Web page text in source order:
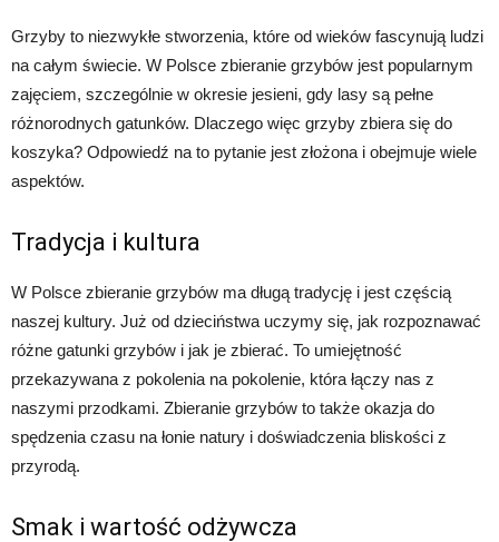
Grzyby to niezwykłe stworzenia, które od wieków fascynują ludzi
na całym świecie. W Polsce zbieranie grzybów jest popularnym
zajęciem, szczególnie w okresie jesieni, gdy lasy są pełne
różnorodnych gatunków. Dlaczego więc grzyby zbiera się do
koszyka? Odpowiedź na to pytanie jest złożona i obejmuje wiele
aspektów.
Tradycja i kultura
W Polsce zbieranie grzybów ma długą tradycję i jest częścią
naszej kultury. Już od dzieciństwa uczymy się, jak rozpoznawać
różne gatunki grzybów i jak je zbierać. To umiejętność
przekazywana z pokolenia na pokolenie, która łączy nas z
naszymi przodkami. Zbieranie grzybów to także okazja do
spędzenia czasu na łonie natury i doświadczenia bliskości z
przyrodą.
Smak i wartość odżywcza